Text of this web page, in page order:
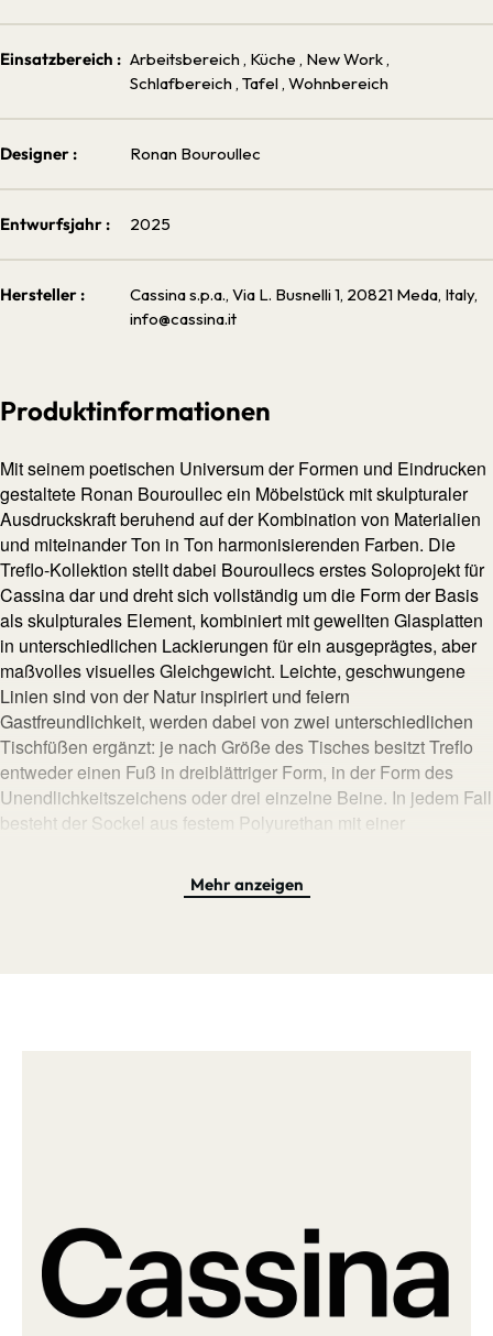
Einsatzbereich : Arbeitsbereich , Küche , New Work ,
Schlafbereich , Tafel , Wohnbereich
Designer : Ronan Bouroullec
Entwurfsjahr : 2025
Hersteller :
Cassina s.p.a., Via L. Busnelli 1, 20821 Meda, Italy,
info@cassina.it
Produktinformationen
Mit seinem poetischen Universum der Formen und Eindrucken
gestaltete Ronan Bouroullec ein Möbelstück mit skulpturaler
Ausdruckskraft beruhend auf der Kombination von Materialien
und miteinander Ton in Ton harmonisierenden Farben. Die
Treflo-Kollektion stellt dabei Bouroullecs erstes Soloprojekt für
Cassina dar und dreht sich vollständig um die Form der Basis
als skulpturales Element, kombiniert mit gewellten Glasplatten
in unterschiedlichen Lackierungen für ein ausgeprägtes, aber
maßvolles visuelles Gleichgewicht. Leichte, geschwungene
Linien sind von der Natur inspiriert und feiern
Gastfreundlichkeit, werden dabei von zwei unterschiedlichen
Tischfüßen ergänzt: je nach Größe des Tisches besitzt Treflo
entweder einen Fuß in dreiblättriger Form, in der Form des
Unendlichkeitszeichens oder drei einzelne Beine. In jedem Fall
besteht der Sockel aus festem Polyurethan mit einer
Produktionsvision zu unterstützen. Auf ihm ruht eine
Tischplatte aus extraklarem Glas, das einer thermischen
Proportionen ohne überflüssige dekorative Zugeständnisse,
die in einfach jeder Umgebung toll aussehen. In der hier zu
sehenden Größe ist Treflo bestens für praktisch jeden
Einsatzbereich geeignet und besitzt zudem noch einenkleinen
Mehr anzeigen